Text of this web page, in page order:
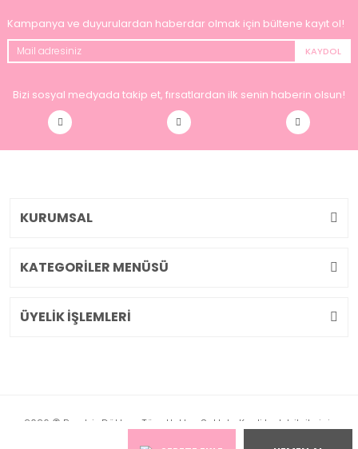
Kampanya ve duyurulardan haberdar olmak için bültene kayıt ol!
KAYDOL
Bizi sosyal medyada takip et, fırsatlardan ilk senin haberin olsun!
KURUMSAL
KATEGORİLER MENÜSÜ
ÜYELİK İŞLEMLERİ
2026 © Pembiş Dükkan. Tüm Hakları Saklıdır. Kredi kartı bilgileriniz